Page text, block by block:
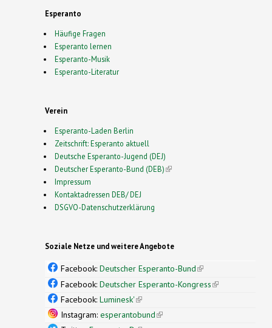
Esperanto
Häufige Fragen
Esperanto lernen
Esperanto-Musik
Esperanto-Literatur
Verein
Esperanto-Laden Berlin
Zeitschrift: Esperanto aktuell
Deutsche Esperanto-Jugend (DEJ)
Deutscher Esperanto-Bund (DEB)(link is external)
Impressum
Kontaktadressen DEB/ DEJ
DSGVO-Datenschutzerklärung
Soziale Netze und weitere Angebote
Facebook: Deutscher Esperanto-Bund(link is
external)
Facebook: Deutscher Esperanto-Kongress(link is
Facebook: Luminesk'(link is external)
Instagram: esperantobund(link is external)